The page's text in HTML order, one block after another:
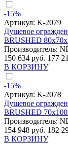
-15%
Артикул: K-2079
Душевое
BRUSHED
Производитель:
150 634 руб. 177
В КОРЗИНУ
-15%
Артикул: K-2078
Душевое
BRUSHED
Производитель:
154 948 руб. 182
В КОРЗИНУ